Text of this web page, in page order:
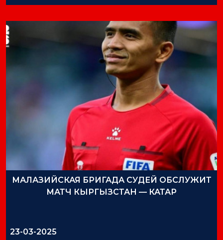
МАЛАЗИЙСКАЯ БРИГАДА СУДЕЙ ОБСЛУЖИТ
МАТЧ КЫРГЫЗСТАН — КАТАР
23-03-2025